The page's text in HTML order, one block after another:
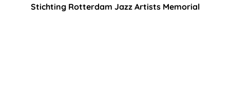
Stichting Rotterdam Jazz Artists Memorial